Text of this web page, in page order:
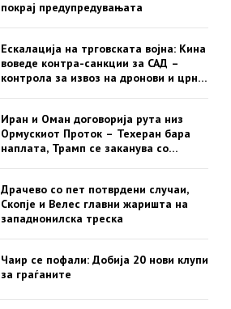
покрај предупредувањата
Ескалација на трговската војна: Кина
воведе контра-санкции за САД –
контрола за извоз на дронови и црна
Иран и Оман договорија рута низ
Ормускиот Проток – Техеран бара
наплата, Трамп се заканува со
Драчево со пет потврдени случаи,
Скопје и Велес главни жаришта на
западнонилска треска
Чаир се пофали: Добија 20 нови клупи
за граѓаните